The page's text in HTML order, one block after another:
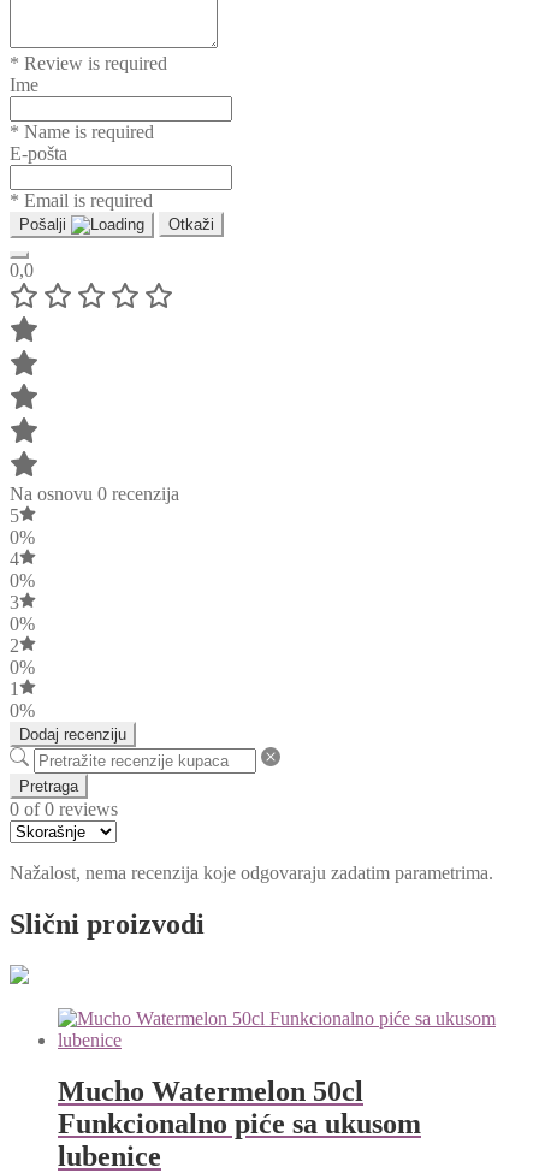
* Review is required
Ime
* Name is required
E-pošta
* Email is required
Pošalji Otkaži
0,0
Na osnovu 0 recenzija
5
0%
4
0%
3
0%
2
0%
1
0%
Dodaj recenziju
Pretraga
0 of 0 reviews
Nažalost, nema recenzija koje odgovaraju zadatim parametrima.
Slični proizvodi
Mucho Watermelon 50cl
Funkcionalno piće sa ukusom
lubenice